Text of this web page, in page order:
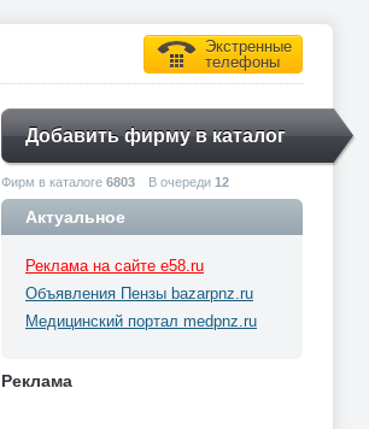
Экстренные
телефоны
Добавить фирму в каталог
Фирм в каталоге 6803 В очереди 12
Актуальное
Реклама на сайте e58.ru
Объявления Пензы bazarpnz.ru
Медицинский портал medpnz.ru
Реклама